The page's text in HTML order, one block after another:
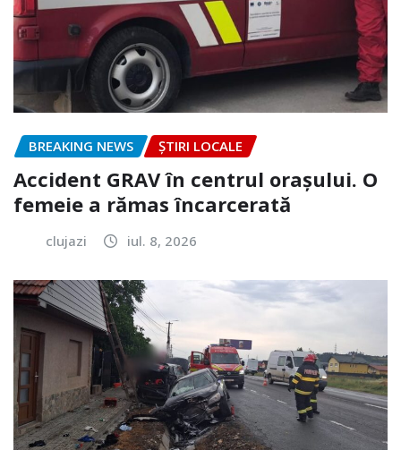
BREAKING NEWS ȘTIRI LOCALE
Accident GRAV în centrul orașului. O
femeie a rămas încarcerată
clujazi iul. 8, 2026